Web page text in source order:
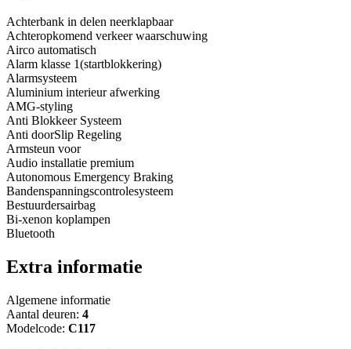
Achterbank in delen neerklapbaar
Achteropkomend verkeer waarschuwing
Airco automatisch
Alarm klasse 1(startblokkering)
Alarmsysteem
Aluminium interieur afwerking
AMG-styling
Anti Blokkeer Systeem
Anti doorSlip Regeling
Armsteun voor
Audio installatie premium
Autonomous Emergency Braking
Bandenspanningscontrolesysteem
Bestuurdersairbag
Bi-xenon koplampen
Bluetooth
Extra informatie
Algemene informatie
Aantal deuren: 4
Modelcode: C117